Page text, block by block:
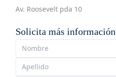
Av. Roosevelt pda 10
Solicita más información